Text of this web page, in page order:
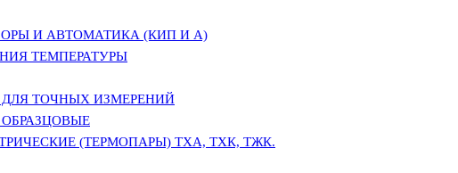
И АВТОМАТИКА (КИП И А)
ТЕМПЕРАТУРЫ
ТОЧНЫХ ИЗМЕРЕНИЙ
(ТЕРМОПАРЫ) ТХА, ТХК, ТЖК.